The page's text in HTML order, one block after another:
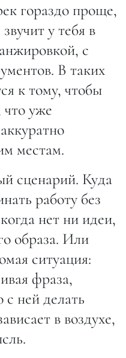
гораздо проще,
у тебя в
с
В таких
к тому, чтобы
что уже
местам.
сценарий. Куда
работу без
нет ни идеи,
образа. Или
ситуация:
фраза,
ней делать
в воздухе,